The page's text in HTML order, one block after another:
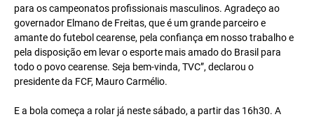
para os campeonatos profissionais masculinos. Agradeço ao
governador Elmano de Freitas, que é um grande parceiro e
amante do futebol cearense, pela confiança em nosso trabalho e
pela disposição em levar o esporte mais amado do Brasil para
todo o povo cearense. Seja bem-vinda, TVC”, declarou o
presidente da FCF, Mauro Carmélio.
E a bola começa a rolar já neste sábado, a partir das 16h30. A